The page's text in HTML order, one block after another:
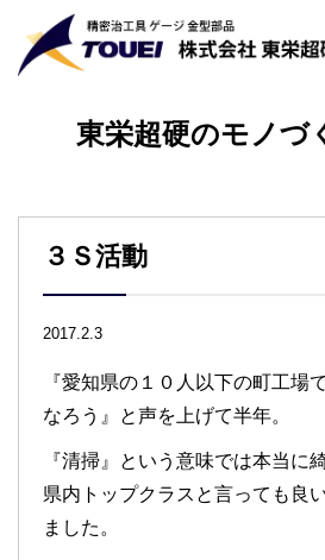
東栄超硬のモノづ
３Ｓ活動
2017.2.3
『愛知県の１０人以下の町工場
なろう』と声を上げて半年。
『清掃』という意味では本当に
県内トップクラスと言っても良
ました。